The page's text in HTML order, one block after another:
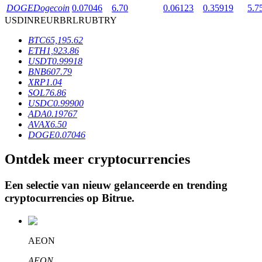
BTR-vergrendelingen
Exclusieve beleggingen voor BTR-houders
Door crypto ondersteunde leenservice
DOGEDogecoin 0.07046 6.70 0.06123 0.35919
USDINREURBRLRUBTRY
BTC65,195.62
ETH1,923.86
USDT0.99918
BNB607.79
XRP1.04
SOL76.86
USDC0.99900
ADA0.19767
AVAX6.50
DOGE0.07046
Ontdek meer cryptocurrencies
Een selectie van nieuw gelanceerde en trending
cryptocurrencies op Bitrue.
AEON